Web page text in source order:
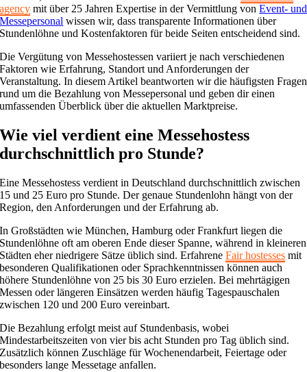
agency mit über 25 Jahren Expertise in der Vermittlung vonEvent- und
Messepersonal wissen wir, dass transparente Informationen über
Stundenlöhne und Kostenfaktoren für beide Seiten entscheidend sind.
Die Vergütung von Messehostessen variiert je nach verschiedenen
Faktoren wie Erfahrung, Standort und Anforderungen der
Veranstaltung. In diesem Artikel beantworten wir die häufigsten Fragen
rund um die Bezahlung von Messepersonal und geben dir einen
umfassenden Überblick über die aktuellen Marktpreise.
Wie viel verdient eine Messehostess
durchschnittlich pro Stunde?
Eine Messehostess verdient in Deutschland durchschnittlich zwischen
15 und 25 Euro pro Stunde. Der genaue Stundenlohn hängt von der
Region, den Anforderungen und der Erfahrung ab.
In Großstädten wie München, Hamburg oder Frankfurt liegen die
Stundenlöhne oft am oberen Ende dieser Spanne, während in kleineren
Städten eher niedrigere Sätze üblich sind. ErfahreneFair hostesses mit
besonderen Qualifikationen oder Sprachkenntnissen können auch
höhere Stundenlöhne von 25 bis 30 Euro erzielen. Bei mehrtägigen
Messen oder längeren Einsätzen werden häufig Tagespauschalen
zwischen 120 und 200 Euro vereinbart.
Die Bezahlung erfolgt meist auf Stundenbasis, wobei
Mindestarbeitszeiten von vier bis acht Stunden pro Tag üblich sind.
Zusätzlich können Zuschläge für Wochenendarbeit, Feiertage oder
besonders lange Messetage anfallen.